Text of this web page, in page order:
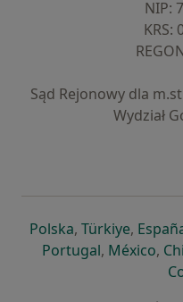
NIP:
KRS:
Sąd Rejonowy dla
Wydział
Polskaotwiera się w
, Türkiyeotwiera
,
Portugalotwiera się
, México,